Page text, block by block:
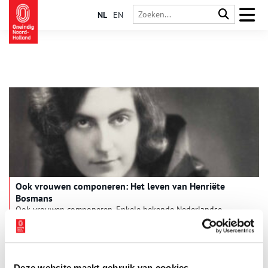
NL EN
Ook vrouwen componeren: Het leven van Henriëte
Bosmans
Ook vrouwen componeren. Enkele bekende Nederlandse
vrouwelijke componisten zijn Anne-Maartje Lemereis, Calliope
Tsoupaki (beide Componist des Vaderlands) en Christina Viola
Oorebeek. Maar ook Caroline Berkenbosch, Lavinia Meijer,
meer namen. Wat een positieve ontwikkeling is, is dat er ook